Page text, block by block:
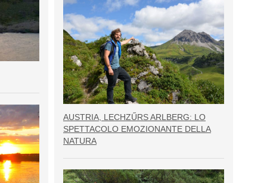
AUSTRIA, LECHZŰRS ARLBERG: LO
SPETTACOLO EMOZIONANTE DELLA
NATURA